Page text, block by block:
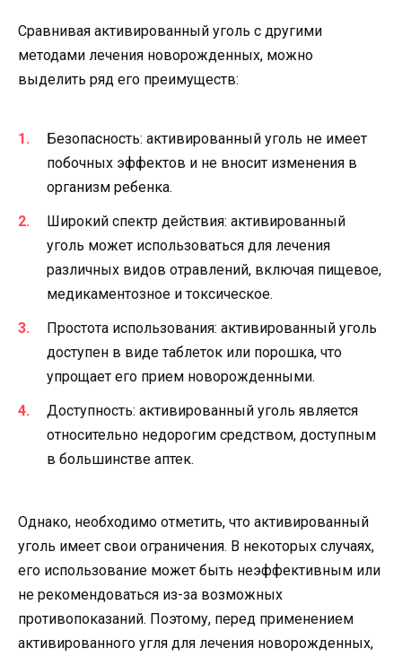
Сравнивая активированный уголь с другими
методами лечения новорожденных, можно
выделить ряд его преимуществ:
Безопасность: активированный уголь не имеет
побочных эффектов и не вносит изменения в
организм ребенка.
Широкий спектр действия: активированный
уголь может использоваться для лечения
различных видов отравлений, включая пищевое,
медикаментозное и токсическое.
Простота использования: активированный уголь
доступен в виде таблеток или порошка, что
упрощает его прием новорожденными.
Доступность: активированный уголь является
относительно недорогим средством, доступным
в большинстве аптек.
Однако, необходимо отметить, что активированный
уголь имеет свои ограничения. В некоторых случаях,
его использование может быть неэффективным или
не рекомендоваться из-за возможных
противопоказаний. Поэтому, перед применением
активированного угля для лечения новорожденных,